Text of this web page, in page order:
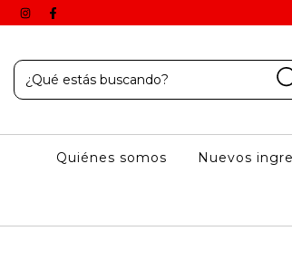
una vez finalizado el proceso de compra online.
Quiénes somos Nuevos